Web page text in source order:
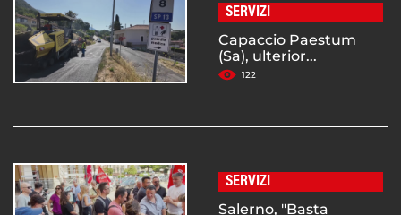
SERVIZI
Capaccio Paestum
(Sa), ulterior...
122
SERVIZI
Salerno, "Basta